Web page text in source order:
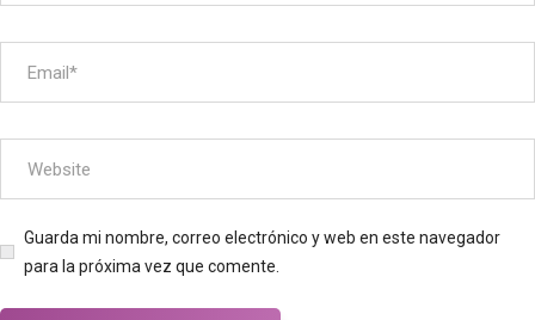
Guarda mi nombre, correo electrónico y web en este navegador
para la próxima vez que comente.